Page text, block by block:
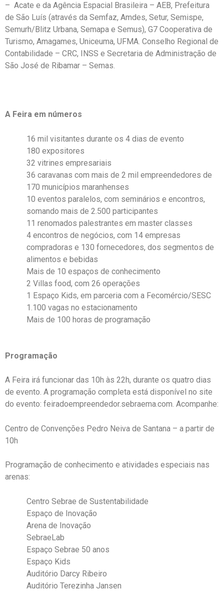
– Acate e da Agência Espacial Brasileira – AEB, Prefeitura
de São Luís (através da Semfaz, Amdes, Setur, Semispe,
Semurh/Blitz Urbana, Semapa e Semus), G7 Cooperativa de
Turismo, Amagames, Uniceuma, UFMA. Conselho Regional de
Contabilidade – CRC, INSS e Secretaria de Administração de
São José de Ribamar – Semas.
A Feira em números
16 mil visitantes durante os 4 dias de evento
180 expositores
32 vitrines empresariais
36 caravanas com mais de 2 mil empreendedores de
170 municípios maranhenses
10 eventos paralelos, com seminários e encontros,
somando mais de 2.500 participantes
11 renomados palestrantes em master classes
4 encontros de negócios, com 14 empresas
compradoras e 130 fornecedores, dos segmentos de
alimentos e bebidas
Mais de 10 espaços de conhecimento
2 Villas food, com 26 operações
1 Espaço Kids, em parceria com a Fecomércio/SESC
1.100 vagas no estacionamento
Mais de 100 horas de programação
Programação
A Feira irá funcionar das 10h às 22h, durante os quatro dias
de evento. A programação completa está disponível no site
do evento: feiradoempreendedor.sebraema.com. Acompanhe:
Centro de Convenções Pedro Neiva de Santana – a partir de
10h
Programação de conhecimento e atividades especiais nas
arenas:
Centro Sebrae de Sustentabilidade
Espaço de Inovação
Arena de Inovação
SebraeLab
Espaço Sebrae 50 anos
Espaço Kids
Auditório Darcy Ribeiro
Auditório Terezinha Jansen